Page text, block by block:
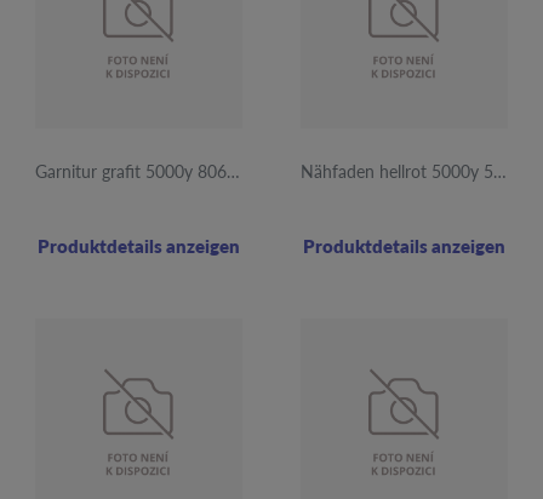
Garnitur grafit 5000y 806 12ks
Produktdetails anzeigen
Nähfaden hellrot 5000y 569 12Stk
Produktdetails anzeigen